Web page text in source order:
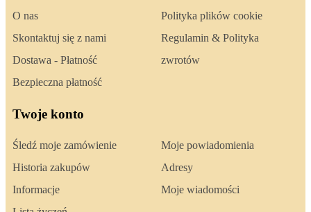
O nas
Skontaktuj się z nami
Dostawa - Płatność
Bezpieczna płatność
Polityka plików cookie
Regulamin & Polityka
zwrotów
Twoje konto
Śledź moje zamówienie
Historia zakupów
Informacje
Moje powiadomienia
Adresy
Moje wiadomości